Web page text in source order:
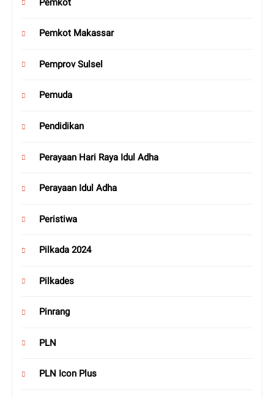
Pemkot
Pemkot Makassar
Pemprov Sulsel
Pemuda
Pendidikan
Perayaan Hari Raya Idul Adha
Perayaan Idul Adha
Peristiwa
Pilkada 2024
Pilkades
Pinrang
PLN
PLN Icon Plus